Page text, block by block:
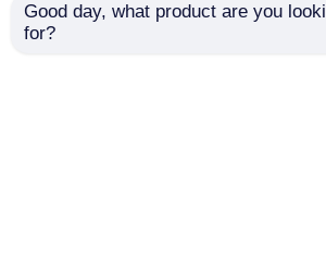
Good day, what product are you
for?